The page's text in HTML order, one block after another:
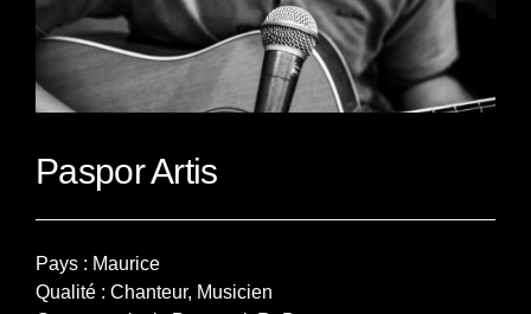
Paspor Artis
Pays : Maurice
Qualité : Chanteur, Musicien